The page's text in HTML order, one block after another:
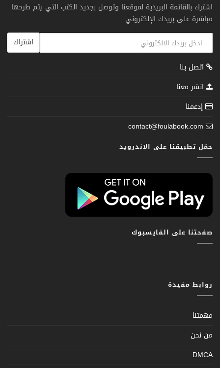
اشترك بالقائمة البريدية لموقعنا وتوصل بجديد الكتب التي يتم طرحها
مباشرة على بريدك الإلكتروني
اشتراك
اتصل بنا
انشر معنا
إدعمنا
contact@foulabook.com
حمّل تطبيقنا على الاندرويد
صفحتنا على الفايسبوك
روابط مفيدة
مهمتنا
من نحن
DMCA